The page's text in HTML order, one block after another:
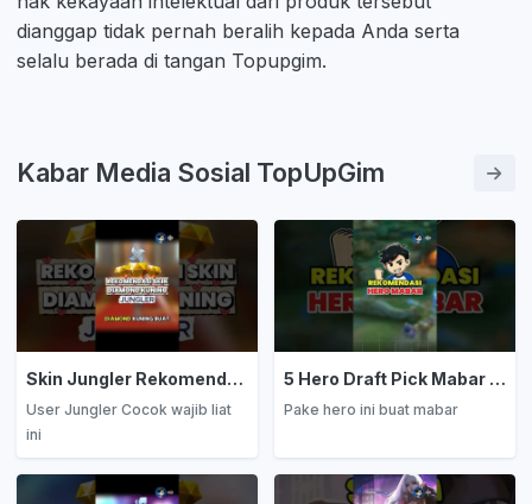
dianggap tidak pernah beralih kepada Anda serta
selalu berada di tangan Topupgim.
Kabar Media Sosial TopUpGim
Skin Jungler Rekomendasi Diamond Kuning
User Jungler Cocok wajib liat
ini
5 Hero Draft Pick Mabar Auto Win
Pake hero ini buat mabar